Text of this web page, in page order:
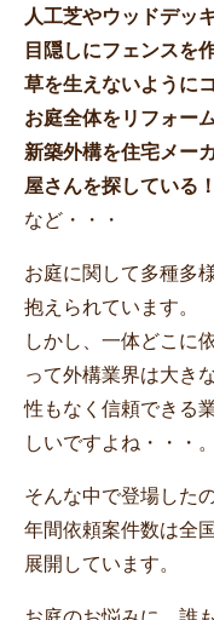
人工芝やウッドデッ
目隠しにフェンスを
草を生えないように
お庭全体をリフォー
新築外構を住宅メー
屋さんを探している！
など・・・
お庭に関して多種多
抱えられています。
しかし、一体どこに
って外構業界は大き
性もなく信頼できる
しいですよね・・・。
そんな中で登場した
年間依頼案件数は全
展開しています。